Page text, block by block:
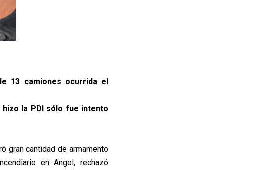
13 camiones ocurrida el
hizo la PDI sólo fue intento
gran cantidad de armamento
en Angol, rechazó